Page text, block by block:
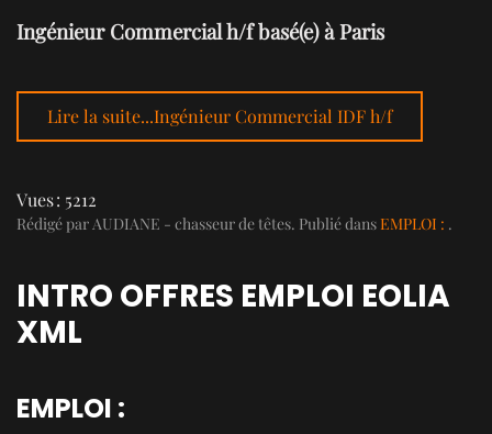
Ingénieur Commercial h/f basé(e) à Paris
Lire la suite...Ingénieur Commercial IDF h/f
Vues : 5212
Rédigé par AUDIANE - chasseur de têtes. Publié dansEMPLOI : .
INTRO OFFRES EMPLOI EOLIA
XML
EMPLOI :